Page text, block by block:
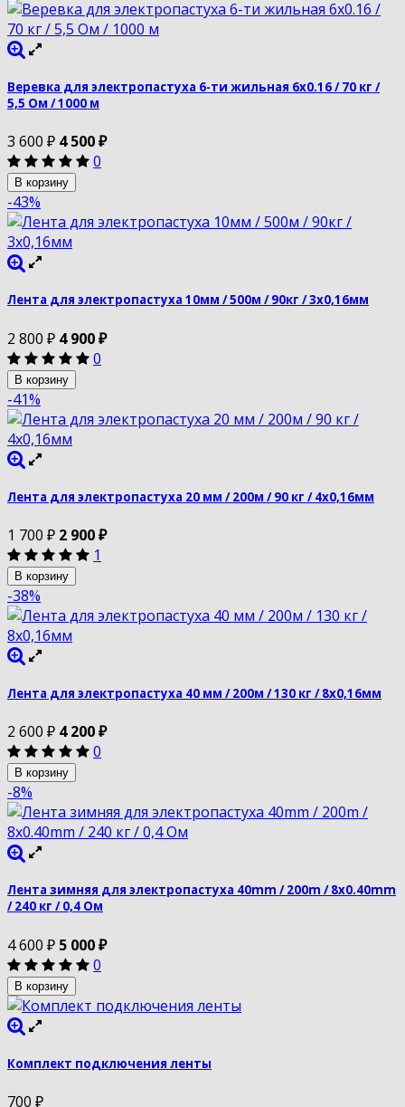
Веревка для электропастуха 6-ти жильная 6х0.16 / 70 кг /
5,5 Ом / 1000 м
3 600 ₽ 4 500₽
0
В корзину
-43%
Лента для электропастуха 10мм / 500м / 90кг / 3х0,16мм
2 800 ₽ 4 900₽
0
В корзину
-41%
Лента для электропастуха 20 мм / 200м / 90 кг / 4х0,16мм
1 700 ₽ 2 900₽
1
В корзину
-38%
Лента для электропастуха 40 мм / 200м / 130 кг / 8х0,16мм
2 600 ₽ 4 200₽
0
В корзину
-8%
Лента зимняя для электропастуха 40mm / 200m / 8х0.40mm
/ 240 кг / 0,4 Ом
4 600 ₽ 5 000₽
0
В корзину
Комплект подключения ленты
700 ₽